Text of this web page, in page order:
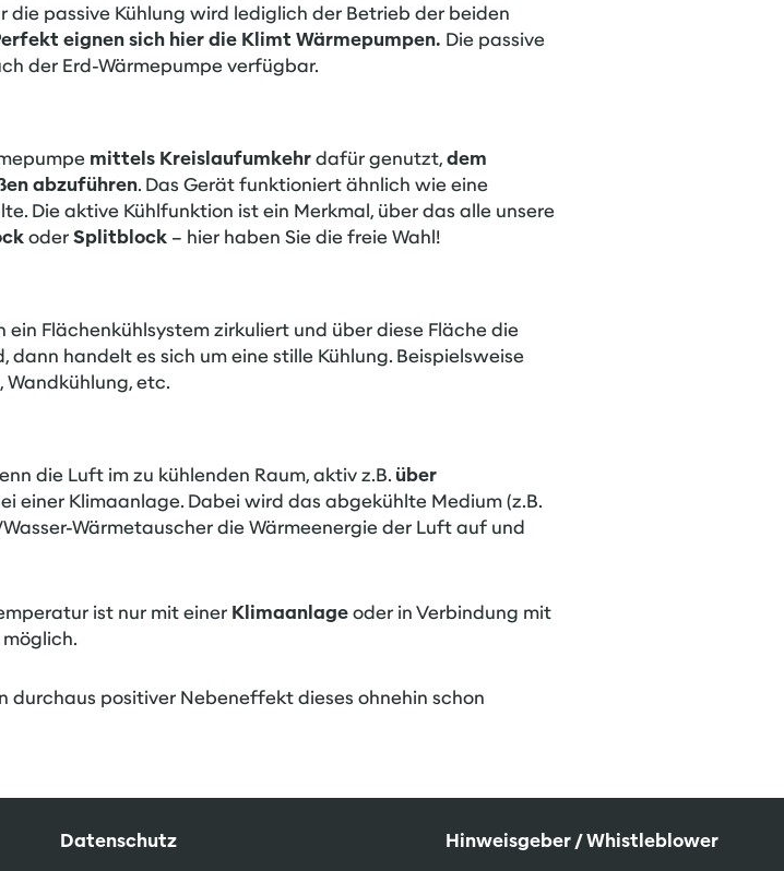
passive Kühlung wird lediglich der Betrieb der beiden
eignen sich hier die Klimt Wärmepumpen. Die passive
der Erd-Wärmepumpe verfügbar.
mittels Kreislaufumkehrdafür genutzt,dem
abzuführen. Das Gerät funktioniert ähnlich wie eine
Die aktive Kühlfunktion ist ein Merkmal, über das alle unsere
oderSplitblock – hier haben Sie die freie Wahl!
ein Flächenkühlsystem zirkuliert und über diese Fläche die
handelt es sich um eine stille Kühlung. Beispielsweise
Wandkühlung, etc.
die Luft im zu kühlenden Raum, aktiv z.B. über
einer Klimaanlage. Dabei wird das abgekühlte Medium (z.B.
Wärmetauscher die Wärmeenergie der Luft auf und
ist nur mit einer Klimaanlageoder in Verbindung mit
durchaus positiver Nebeneffekt dieses ohnehin schon
Datenschutz Hinweisgeber / Whistleblower